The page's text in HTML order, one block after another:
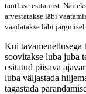
taotluse esitamist.
arvestatakse läbi
vaadatakse läbi järgmisel
Kui tavamenetlusega
soovitakse luba juba
esitatud piisava
luba väljastada
tagastada